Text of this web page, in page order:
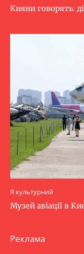
Кияни говорять:
Я культурний
Музей авіації в
Реклама